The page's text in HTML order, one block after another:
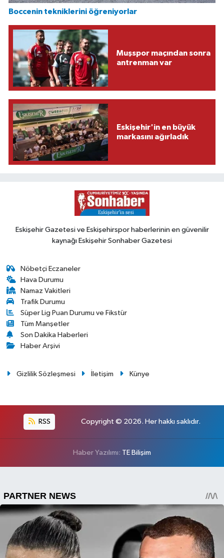
Boccenin tekniklerini öğreniyorlar
Muşspor maçından sonra
antrenman var
Eskişehir'in en büyük
markasını ağırladık
Eskişehir Gazetesi ve Eskişehirspor haberlerinin en güvenilir
kaynağı Eskişehir Sonhaber Gazetesi
Nöbetçi Eczaneler
Hava Durumu
Namaz Vakitleri
Trafik Durumu
Süper Lig Puan Durumu ve Fikstür
Tüm Manşetler
Son Dakika Haberleri
Haber Arşivi
Gizlilik Sözleşmesi İletişim Künye
RSS Copyright © 2026. Her hakkı saklıdır.
Haber Yazılımı: TE Bilişim